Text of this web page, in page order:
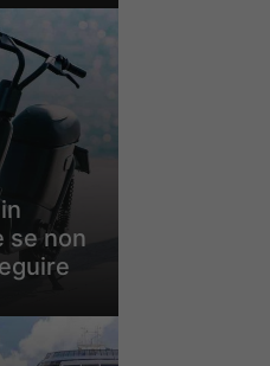
se non